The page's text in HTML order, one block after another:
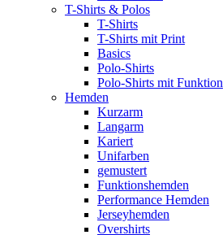
T-Shirts & Polos
T-Shirts
T-Shirts mit Print
Basics
Polo-Shirts
Polo-Shirts mit Funktion
Hemden
Kurzarm
Langarm
Kariert
Unifarben
gemustert
Funktionshemden
Performance Hemden
Jerseyhemden
Overshirts